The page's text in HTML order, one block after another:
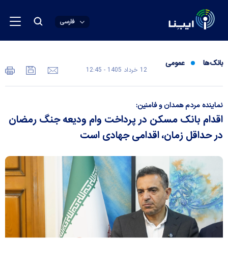
فارسی
بانک‌ها عمومی
12 خرداد 1405 - 12:45
نماینده مردم همدان و فامنین:
اقدام بانک مسکن در پرداخت وام ودیعه جنگ رمضان
در حداقل زمان، اقدامی جهادی است